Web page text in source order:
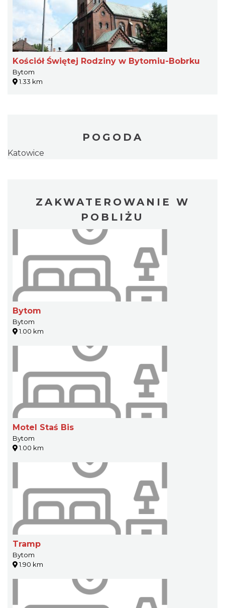
Kościół Świętej Rodziny w Bytomiu-Bobrku
Bytom
1.33 km
POGODA
Katowice
ZAKWATEROWANIE W
POBLIŻU
Bytom
Bytom
1.00 km
Motel Staś Bis
Bytom
1.00 km
Tramp
Bytom
1.90 km